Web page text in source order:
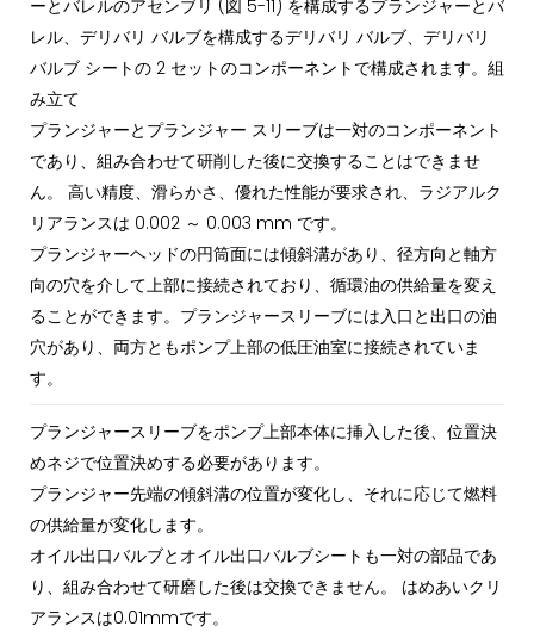
ーとバレルのアセンブリ (図 5-11) を構成するプランジャーとバ
レル、デリバリ バルブを構成するデリバリ バルブ、デリバリ
バルブ シートの 2 セットのコンポーネントで構成されます。組
み立て
プランジャーとプランジャー スリーブは一対のコンポーネント
であり、組み合わせて研削した後に交換することはできませ
ん。 高い精度、滑らかさ、優れた性能が要求され、ラジアルク
リアランスは 0.002 ～ 0.003 mm です。
プランジャーヘッドの円筒面には傾斜溝があり、径方向と軸方
向の穴を介して上部に接続されており、循環油の供給量を変え
ることができます。プランジャースリーブには入口と出口の油
穴があり、両方ともポンプ上部の低圧油室に接続されていま
す。
プランジャースリーブをポンプ上部本体に挿入した後、位置決
めネジで位置決めする必要があります。
プランジャー先端の傾斜溝の位置が変化し、それに応じて燃料
の供給量が変化します。
オイル出口バルブとオイル出口バルブシートも一対の部品であ
り、組み合わせて研磨した後は交換できません。 はめあいクリ
アランスは0.01mmです。